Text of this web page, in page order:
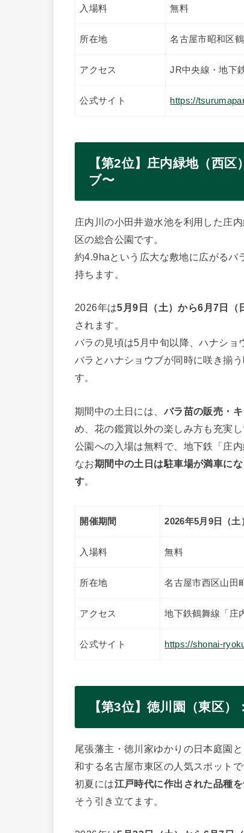
入場料 無料
所在地 名古屋市昭和区
アクセス JR中央線・地下
公式サイト https://
【第2位】庄内緑地（西
ブ〜
庄内川の小田井遊水池を利用した庄
区の総合公園です。
約4.9haという広大な敷地に広がるバ
持ちます。
2026年は5月9日（土）から6月7日（
されます。
バラの見頃は5月中旬以降、ハナショ
バラとハナショウブが同時に咲き揃
す。
期間中の土日には、バラ苗の販売・
め、花の鑑賞以外の楽しみ方も充実し
公園への入場は無料で、地下鉄「庄
なお期間中の土日は駐車場が満車に
す。
開催期間 2026年5月9日（土
入場料 無料
所在地 名古屋市西区山田
アクセス 地下鉄鶴舞線「庄
公式サイト https://shonai-
【第3位】徳川園（東区
尾張藩主・徳川家ゆかりの日本庭園
和する名古屋市東区の人気スポットで
初夏には江戸時代に作出された品種
そう引き立てます。